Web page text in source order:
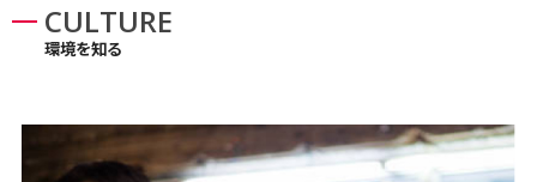
CULTURE
環境を知る